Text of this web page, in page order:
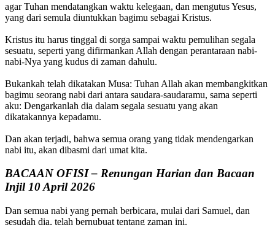
agar Tuhan mendatangkan waktu kelegaan, dan mengutus Yesus,
yang dari semula diuntukkan bagimu sebagai Kristus.
Kristus itu harus tinggal di sorga sampai waktu pemulihan segala
sesuatu, seperti yang difirmankan Allah dengan perantaraan nabi-
nabi-Nya yang kudus di zaman dahulu.
Bukankah telah dikatakan Musa: Tuhan Allah akan membangkitkan
bagimu seorang nabi dari antara saudara-saudaramu, sama seperti
aku: Dengarkanlah dia dalam segala sesuatu yang akan
dikatakannya kepadamu.
Dan akan terjadi, bahwa semua orang yang tidak mendengarkan
nabi itu, akan dibasmi dari umat kita.
BACAAN OFISI – Renungan Harian dan Bacaan
Injil 10 April 2026
Dan semua nabi yang pernah berbicara, mulai dari Samuel, dan
sesudah dia, telah bernubuat tentang zaman ini.